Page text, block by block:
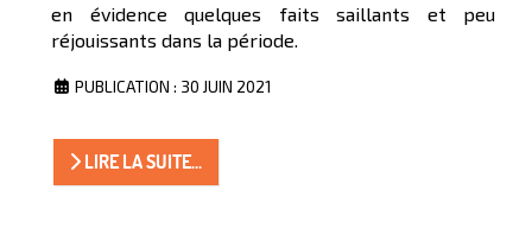
en évidence quelques faits saillants et peu
réjouissants dans la période.
PUBLICATION : 30 JUIN 2021
LIRE LA SUITE...